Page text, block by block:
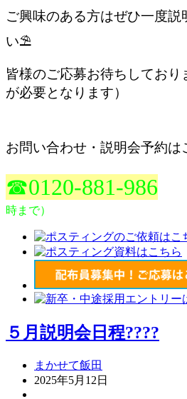
ご興味のある方はぜひ一度説
い⛱️
皆様のご応募お待ちしてお
が必要となります）
お問い合わせ・説明会予約は
☎0120-881-986
時まで）
５月説明会日程????
まかせて飯田
2025年5月12日